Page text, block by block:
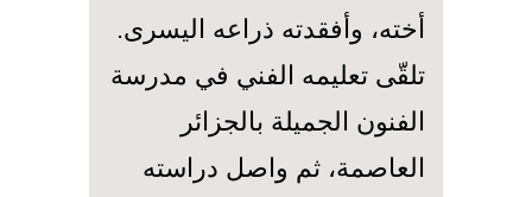
أخته، وأفقدته ذراعه اليسرى.
تلقّى تعليمه الفني في مدرسة
الفنون الجميلة بالجزائر
العاصمة، ثم واصل دراسته